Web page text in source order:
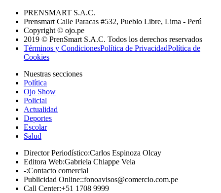
PRENSMART S.A.C.
Prensmart Calle Paracas #532, Pueblo Libre, Lima - Perú
Copyright © ojo.pe
2019 © PrenSmart S.A.C. Todos los derechos reservados
Términos y CondicionesPolítica de PrivacidadPolítica de
Cookies
Nuestras secciones
Política
Ojo Show
Policial
Actualidad
Deportes
Escolar
Salud
Director Periodístico:Carlos Espinoza Olcay
Editora Web:Gabriela Chiappe Vela
-:Contacto comercial
Publicidad Online::fonoavisos@comercio.com.pe
Call Center:+51 1708 9999